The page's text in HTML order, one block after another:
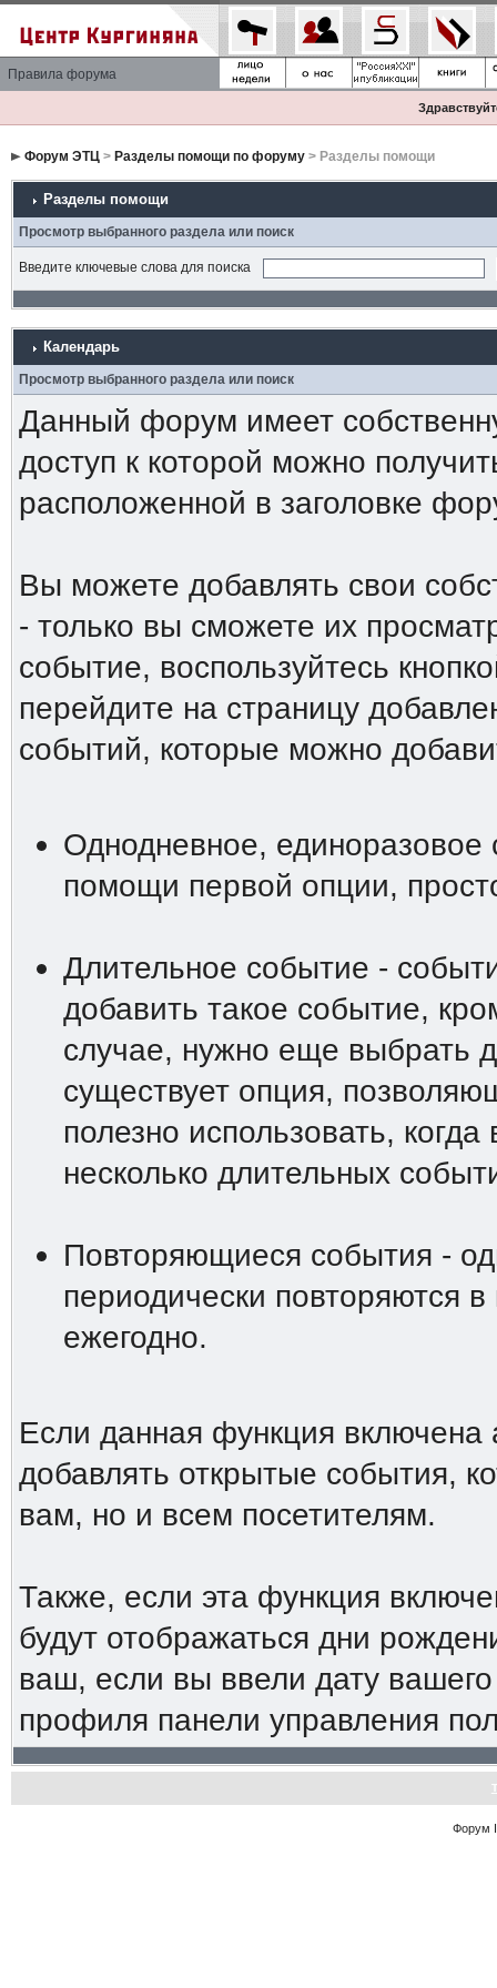
Правила форума
Форум ЭТЦ> Разделы помощи по форуму> Разделы помощи
Разделы помощи
Просмотр выбранного раздела или поиск
Введите ключевые слова для поиска
Календарь
Просмотр выбранного раздела или поиск
Данный форум имеет
доступ к которой можно
расположенной в заголовке
Вы можете добавлять свои
- только вы сможете их
событие, воспользуйтесь
перейдите на страницу
событий, которые можно
Однодневное,
помощи первой опции,
Длительное событие -
добавить такое событие,
случае, нужно еще выбрать
существует опция,
полезно использовать,
несколько длительных
Повторяющиеся события -
периодически повторяются
ежегодно.
Если данная функция
добавлять открытые события,
вам, но и всем посетителям.
Также, если эта функция
будут отображаться дни
ваш, если вы ввели дату
профиля панели управления
Форум